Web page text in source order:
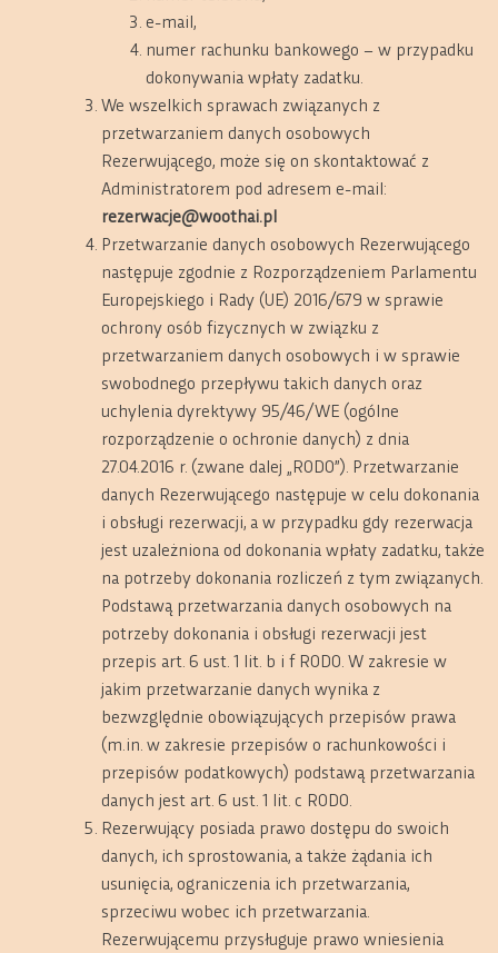
e-mail,
numer rachunku bankowego – w przypadku
dokonywania wpłaty zadatku.
We wszelkich sprawach związanych z
przetwarzaniem danych osobowych
Rezerwującego, może się on skontaktować z
Administratorem pod adresem e-mail:
rezerwacje@woothai.pl
Przetwarzanie danych osobowych Rezerwującego
następuje zgodnie z Rozporządzeniem Parlamentu
Europejskiego i Rady (UE) 2016/679 w sprawie
ochrony osób fizycznych w związku z
przetwarzaniem danych osobowych i w sprawie
swobodnego przepływu takich danych oraz
uchylenia dyrektywy 95/46/WE (ogólne
rozporządzenie o ochronie danych) z dnia
27.04.2016 r. (zwane dalej „RODO”). Przetwarzanie
danych Rezerwującego następuje w celu dokonania
i obsługi rezerwacji, a w przypadku gdy rezerwacja
jest uzależniona od dokonania wpłaty zadatku, także
na potrzeby dokonania rozliczeń z tym związanych.
Podstawą przetwarzania danych osobowych na
potrzeby dokonania i obsługi rezerwacji jest
przepis art. 6 ust. 1 lit. b i f RODO. W zakresie w
jakim przetwarzanie danych wynika z
bezwzględnie obowiązujących przepisów prawa
(m.in. w zakresie przepisów o rachunkowości i
przepisów podatkowych) podstawą przetwarzania
danych jest art. 6 ust. 1 lit. c RODO.
Rezerwujący posiada prawo dostępu do swoich
danych, ich sprostowania, a także żądania ich
usunięcia, ograniczenia ich przetwarzania,
sprzeciwu wobec ich przetwarzania.
Rezerwującemu przysługuje prawo wniesienia